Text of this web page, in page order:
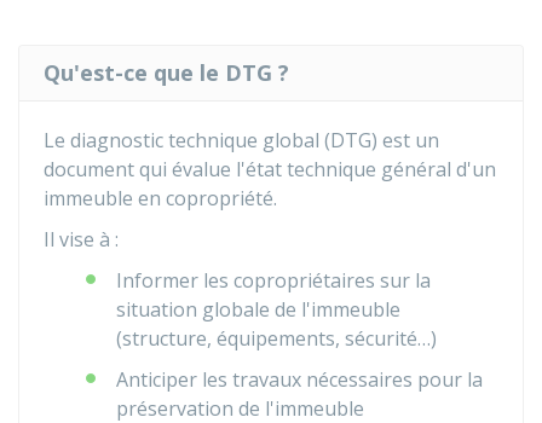
Qu'est-ce que le DTG ?
Le diagnostic technique global (DTG) est un
document qui évalue l'état technique général d'un
immeuble en copropriété.
Il vise à :
Informer les copropriétaires sur la
situation globale de l'immeuble
(structure, équipements, sécurité…)
Anticiper les travaux nécessaires pour la
préservation de l'immeuble